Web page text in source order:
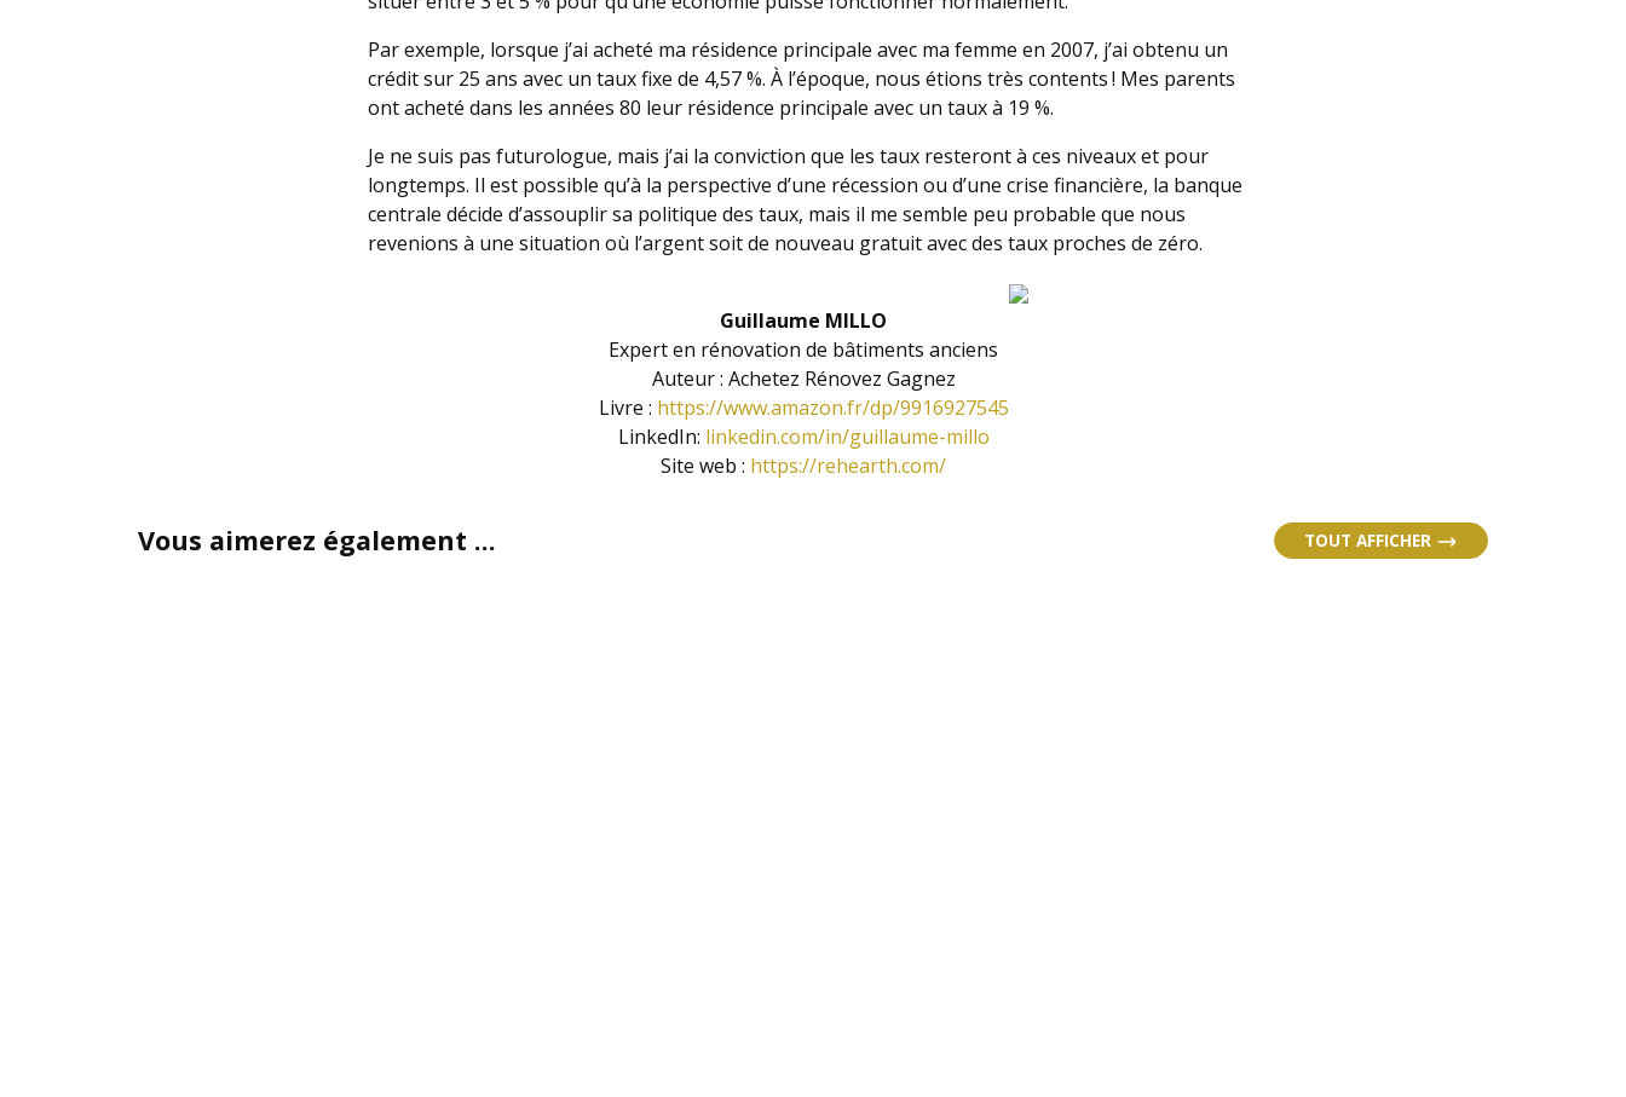
Par exemple, lorsque j’ai acheté ma résidence principale avec ma femme en 2007, j’ai obtenu un
crédit sur 25 ans avec un taux fixe de 4,57 %. À l’époque, nous étions très contents ! Mes parents
ont acheté dans les années 80 leur résidence principale avec un taux à 19 %.
Je ne suis pas futurologue, mais j’ai la conviction que les taux resteront à ces niveaux et pour
longtemps. Il est possible qu’à la perspective d’une récession ou d’une crise financière, la banque
centrale décide d’assouplir sa politique des taux, mais il me semble peu probable que nous
revenions à une situation où l’argent soit de nouveau gratuit avec des taux proches de zéro.
Guillaume MILLO
Expert en rénovation de bâtiments anciens
Auteur : Achetez Rénovez Gagnez
Livre : https://www.amazon.fr/dp/9916927545
LinkedIn: linkedin.com/in/guillaume-millo
Site web : https://rehearth.com/
Vous aimerez également ... TOUT AFFICHER